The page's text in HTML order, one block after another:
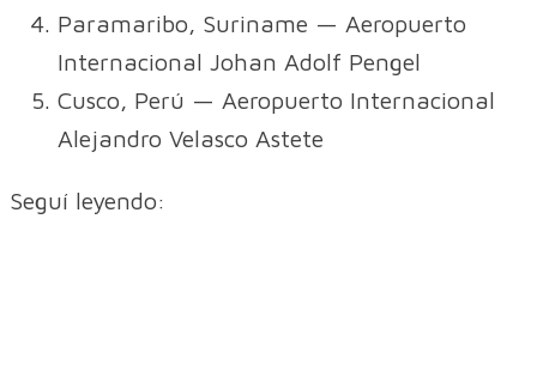
Paramaribo, Suriname — Aeropuerto
Internacional Johan Adolf Pengel
Cusco, Perú — Aeropuerto Internacional
Alejandro Velasco Astete
Seguí leyendo: